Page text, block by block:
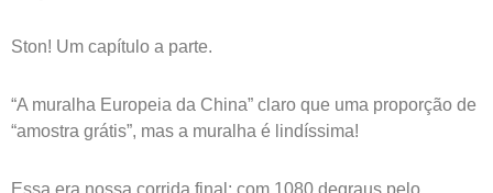
Ston! Um capítulo a parte.
“A muralha Europeia da China” claro que uma proporção de
“amostra grátis”, mas a muralha é lindíssima!
Essa era nossa corrida final; com 1080 degraus pelo